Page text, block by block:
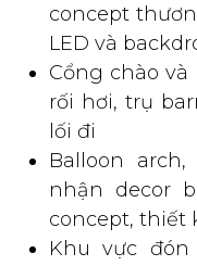
concept
LED và
Cổng chào
rối hơi, trụ
lối đi
Balloon
nhận decor
concept, thiết
Khu vực đón